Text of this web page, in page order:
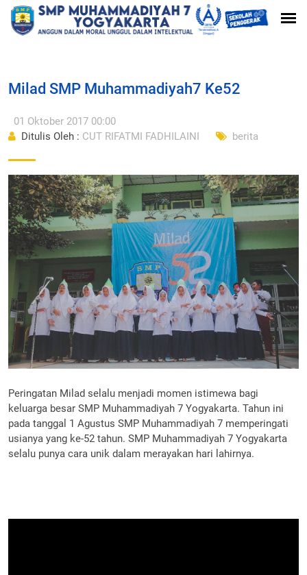
Milad SMP Muhammadiyah7 Ke52
01 Oktober 2017 00:00
Ditulis Oleh : CUT RIFATMI FADHILAINI berita
Peringatan Milad selalu menjadi momen istimewa bagi
keluarga besar SMP Muhammadiyah 7 Yogyakarta. Tahun ini
pada tanggal 1 Agustus SMP Muhammadiyah 7 memperingati
usianya yang ke-52 tahun. SMP Muhammadiyah 7 Yogyakarta
selalu punya cara unik dalam merayakan hari lahirnya.